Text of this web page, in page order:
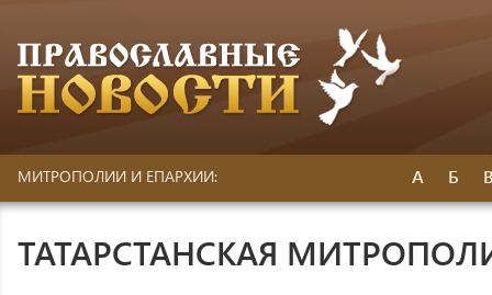
МИТРОПОЛИИ И ЕПАРХИИ: А Б
ТАТАРСТАНСКАЯ